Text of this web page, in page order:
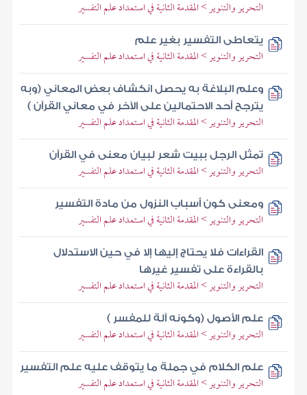
التحرير والتنوير > المقدمة الثانية في استمداد علم التفسير
يتعاطى التفسير بغير علم
التحرير والتنوير > المقدمة الثانية في استمداد علم التفسير
وعلم البلاغة به يحصل انكشاف بعض المعاني (وبه
يترجح أحد الاحتمالين على الآخر في معاني القرآن )
التحرير والتنوير > المقدمة الثانية في استمداد علم التفسير
تمثل الرجل ببيت شعر لبيان معنى في القرآن
التحرير والتنوير > المقدمة الثانية في استمداد علم التفسير
ومعنى كون أسباب النزول من مادة التفسير
التحرير والتنوير > المقدمة الثانية في استمداد علم التفسير
القراءات فلا يحتاج إليها إلا في حين الاستدلال
بالقراءة على تفسير غيرها
التحرير والتنوير > المقدمة الثانية في استمداد علم التفسير
علم الأصول (وكونه آلة للمفسر )
التحرير والتنوير > المقدمة الثانية في استمداد علم التفسير
علم الكلام في جملة ما يتوقف عليه علم التفسير
التحرير والتنوير > المقدمة الثانية في استمداد علم التفسير